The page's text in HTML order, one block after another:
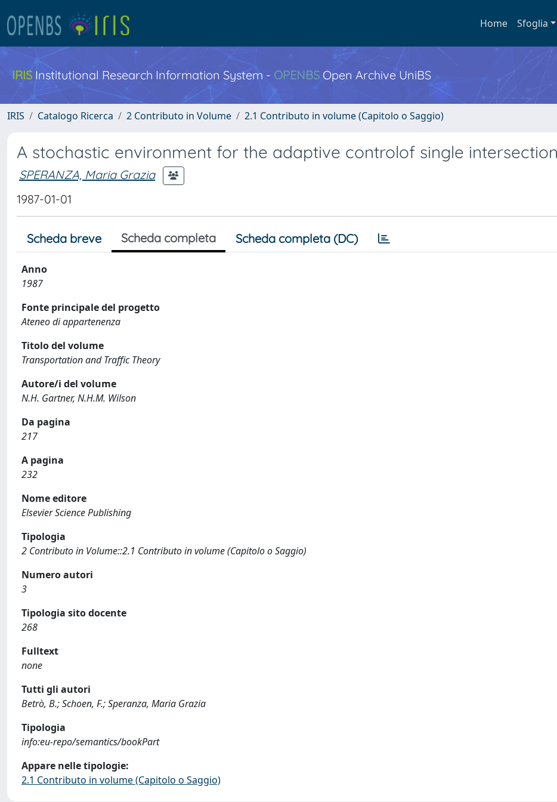
Home Sfoglia
IRIS Institutional Research Information System - OPENBS Open Archive UniBS
IRIS Catalogo Ricerca 2 Contributo in Volume 2.1 Contributo in volume (Capitolo o Saggio)
A stochastic environment for the adaptive controlof single
SPERANZA, Maria Grazia
1987-01-01
Scheda breve Scheda completa Scheda completa (DC)
Anno
1987
Fonte principale del progetto
Ateneo di appartenenza
Titolo del volume
Transportation and Traffic Theory
Autore/i del volume
N.H. Gartner, N.H.M. Wilson
Da pagina
217
A pagina
232
Nome editore
Elsevier Science Publishing
Tipologia
2 Contributo in Volume::2.1 Contributo in volume (Capitolo o Saggio)
Numero autori
3
Tipologia sito docente
268
Fulltext
none
Tutti gli autori
Betrò, B.; Schoen, F.; Speranza, Maria Grazia
Tipologia
info:eu-repo/semantics/bookPart
Appare nelle tipologie:
2.1 Contributo in volume (Capitolo o Saggio)